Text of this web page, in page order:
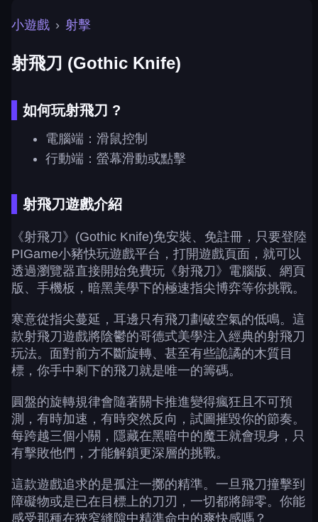
小遊戲 › 射擊
射飛刀 (Gothic Knife)
如何玩射飛刀 ?
電腦端：滑鼠控制
行動端：螢幕滑動或點擊
射飛刀遊戲介紹
《射飛刀》(Gothic Knife)免安裝、免註冊，只要登陸
PIGame小豬快玩遊戲平台，打開遊戲頁面，就可以
透過瀏覽器直接開始免費玩《射飛刀》電腦版、網頁
版、手機板，暗黑美學下的極速指尖博弈等你挑戰。
寒意從指尖蔓延，耳邊只有飛刀劃破空氣的低鳴。這
款射飛刀遊戲將陰鬱的哥德式美學注入經典的射飛刀
玩法。面對前方不斷旋轉、甚至有些詭譎的木質目
標，你手中剩下的飛刀就是唯一的籌碼。
圓盤的旋轉規律會隨著關卡推進變得瘋狂且不可預
測，有時加速，有時突然反向，試圖摧毀你的節奏。
每跨越三個小關，隱藏在黑暗中的魔王就會現身，只
有擊敗他們，才能解鎖更深層的挑戰。
這款遊戲追求的是孤注一擲的精準。一旦飛刀撞擊到
障礙物或是已在目標上的刀刃，一切都將歸零。你能
感受那種在狹窄縫隙中精準命中的爽快感嗎？